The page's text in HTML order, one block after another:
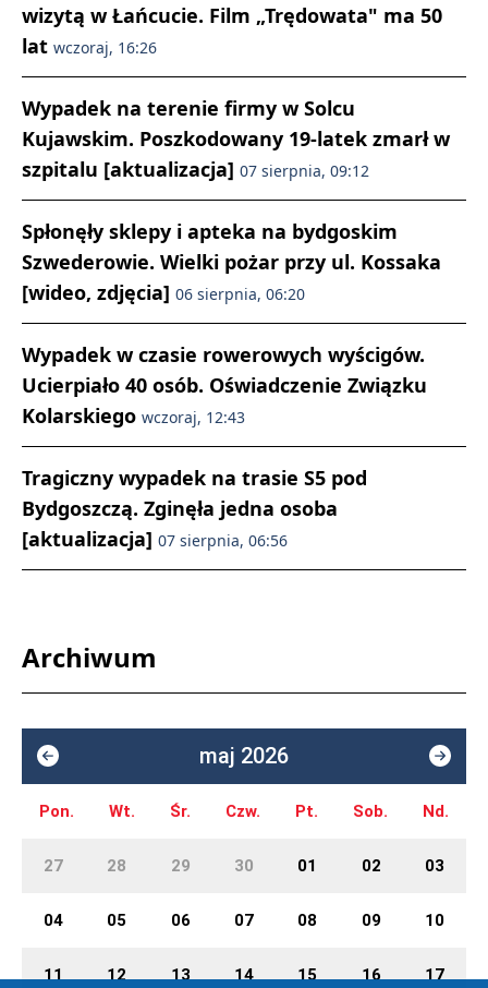
wizytą w Łańcucie. Film „Trędowata" ma 50
lat wczoraj, 16:26
Wypadek na terenie firmy w Solcu
Kujawskim. Poszkodowany 19-latek zmarł w
szpitalu [aktualizacja] 07 sierpnia, 09:12
Spłonęły sklepy i apteka na bydgoskim
Szwederowie. Wielki pożar przy ul. Kossaka
[wideo, zdjęcia] 06 sierpnia, 06:20
Wypadek w czasie rowerowych wyścigów.
Ucierpiało 40 osób. Oświadczenie Związku
Kolarskiego wczoraj, 12:43
Tragiczny wypadek na trasie S5 pod
Bydgoszczą. Zginęła jedna osoba
[aktualizacja] 07 sierpnia, 06:56
Archiwum
maj 2026
Pon. Wt. Śr. Czw. Pt. Sob. Nd.
27 28 29 30 01 02 03
04 05 06 07 08 09 10
11 12 13 14 15 16 17